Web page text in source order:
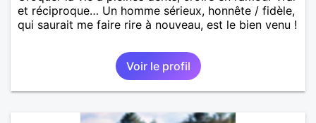
et réciproque… Un homme sérieux, honnête / fidèle,
qui saurait me faire rire à nouveau, est le bien venu !
Voir le profil